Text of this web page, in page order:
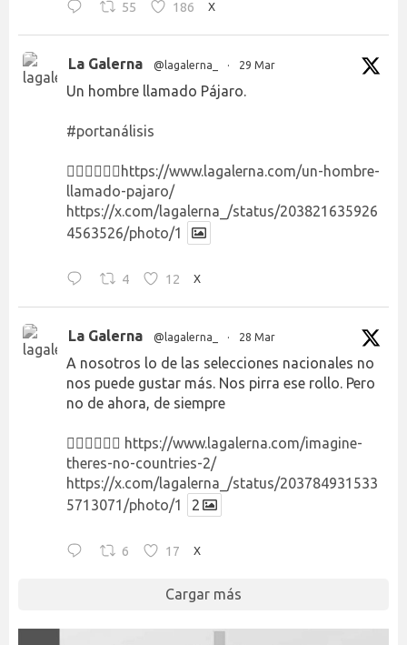
55 186 X
La Galerna @lagalerna_ · 29 Mar
Un hombre llamado Pájaro.
#portanálisis
👉🏻👉🏻👉🏻 https://www.lagalerna.com/un-hombre-
llamado-pajaro/
https://x.com/lagalerna_/status/203821635926
4563526/photo/1
4 12 X
La Galerna @lagalerna_ · 28 Mar
A nosotros lo de las selecciones nacionales no
nos puede gustar más. Nos pirra ese rollo. Pero
no de ahora, de siempre
👉🏻👉🏻👉🏻 https://www.lagalerna.com/imagine-
theres-no-countries-2/
https://x.com/lagalerna_/status/203784931533
5713071/photo/1
2
6 17 X
Cargar más